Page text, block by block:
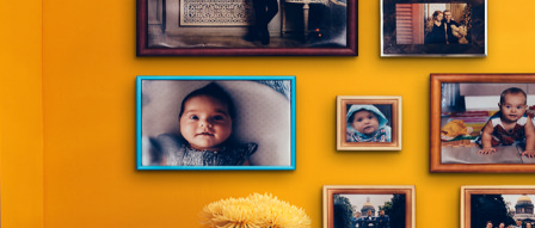
Ваш регион доставки
Выберите из списка: